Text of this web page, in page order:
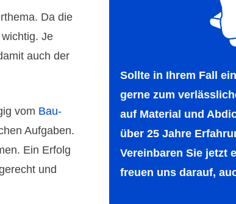
Da die
Je
auch der
vom Bau­
Aufgaben.
Ein Erfolg
und
Sollte in Ihrem Fall
gerne zum
auf Material und
über 25 Jahre
Verein­baren Sie jetzt
freuen uns darauf,